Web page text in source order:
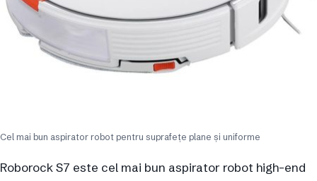
Cel mai bun aspirator robot pentru suprafețe plane și uniforme
Roborock S7 este cel mai bun aspirator robot high-end